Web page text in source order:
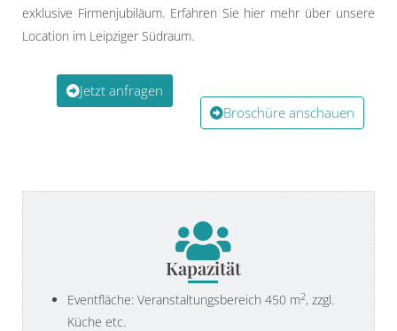
exklusive Firmenjubiläum. Erfahren Sie hier mehr über unsere
Location im Leipziger Südraum.
Jetzt anfragen
Broschüre anschauen
Kapazität
Eventfläche: Veranstaltungsbereich 450 m2, zzgl.
Küche etc.